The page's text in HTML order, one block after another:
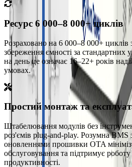
Ресурс 6 000–8 000+ циклів
Розраховано на 6 000–8 000+ циклів
збереження ємності за
на день це означає 16–22+ років
умовах.
Простий монтаж та
Штабелювання модулів без
роз'ємів plug-and-play. Розумна BMS
оновленнями прошивки OTA
обслуговування та підтримує
продуктивності.